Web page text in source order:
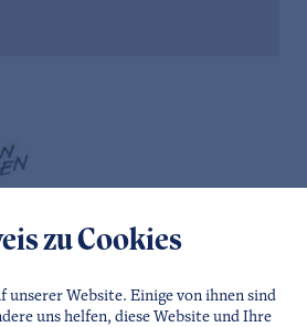
zu Cookies
unserer Website. Einige von ihnen sind
uns helfen, diese Website und Ihre